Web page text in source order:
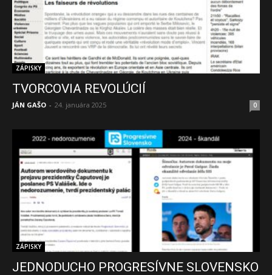
ZÁPISKY
TVORCOVIA REVOLÚCIÍ
JÁN GAŠO - 24. januára 2025 0
ZÁPISKY
JEDNODUCHO PROGRESÍVNE SLOVENSKO